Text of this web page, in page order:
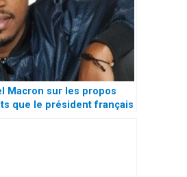
Macron sur les propos
que le président français